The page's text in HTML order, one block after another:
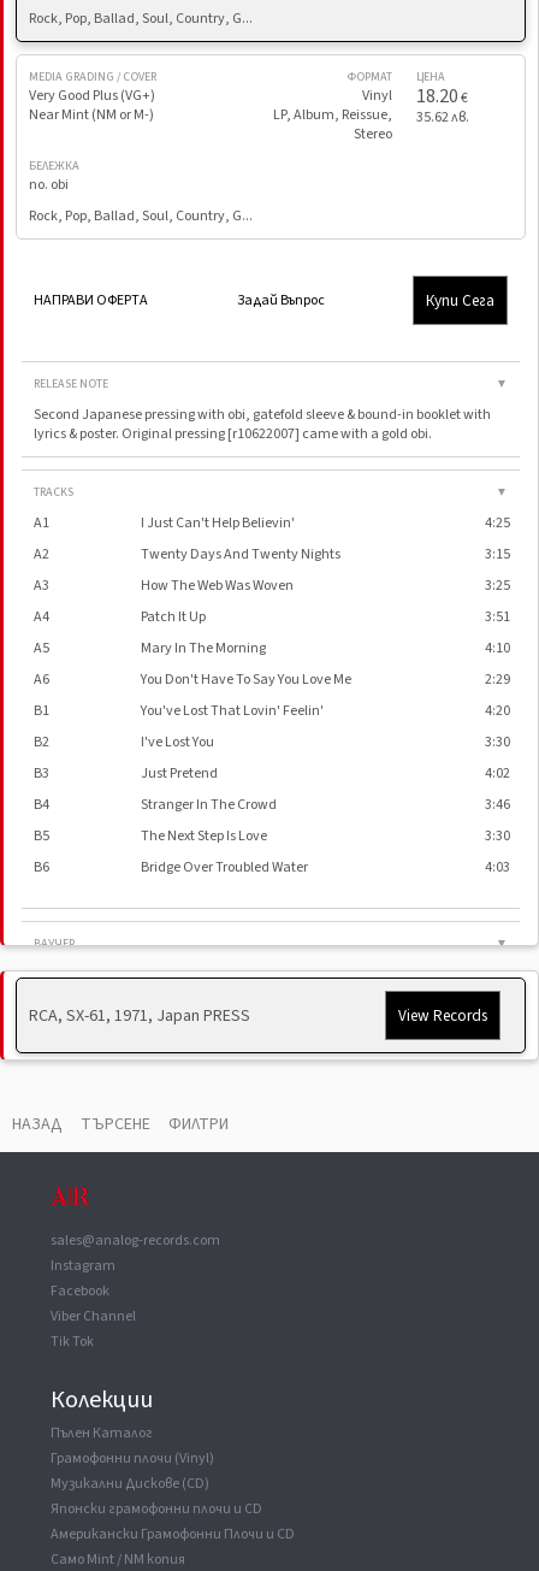
Rock, Pop, Ballad, Soul, Country, G...
MEDIA GRADING / COVER
Very Good Plus (VG+)
Near Mint (NM or M-)
ФОРМАТ
Vinyl
LP, Album, Reissue,
Stereo
ЦЕНА
18.20€
35.62 лв.
БЕЛЕЖКА
no. obi
Rock, Pop, Ballad, Soul, Country, G...
НАПРАВИ ОФЕРТА Задай Въпрос Купи Сега
RELEASE NOTE ▼
Second Japanese pressing with obi, gatefold sleeve & bound-in booklet with
lyrics & poster. Original pressing [r10622007] came with a gold obi.
TRACKS ▼
A1 I Just Can't Help Believin'
4:25
A2
Twenty Days And Twenty Nights
3:15
A3
How The Web Was Woven
3:25
A4
Patch It Up
3:51
A5
Mary In The Morning
4:10
A6
You Don't Have To Say You Love Me
2:29
B1
You've Lost That Lovin' Feelin'
4:20
B2
I've Lost You
3:30
B3
Just Pretend
4:02
B4
Stranger In The Crowd
3:46
B5
The Next Step Is Love
3:30
B6
Bridge Over Troubled Water 4:03
ВАУЧЕР ▼
Lacquer Cut At Victor Company Of Japan, Ltd.
RCA, SX-61, 1971, Japan PRESS View Records
НАЗАД ТЪРСЕНЕ ФИЛТРИ
sales@analog-records.com
Instagram
Facebook
Viber Channel
Tik Tok
Колекции
Пълен Каталог
Грамофонни плочи (Vinyl)
Музикални Дискове (CD)
Японски грамофонни плочи и CD
Американски Грамофонни Плочи и CD
Само Mint / NM копия